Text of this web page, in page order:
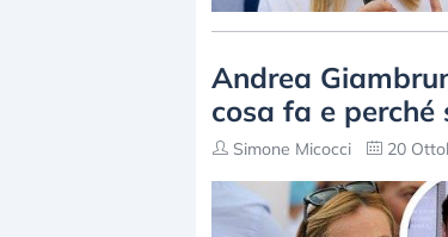
Andrea
cosa fa e perché
Simone Micocci 20